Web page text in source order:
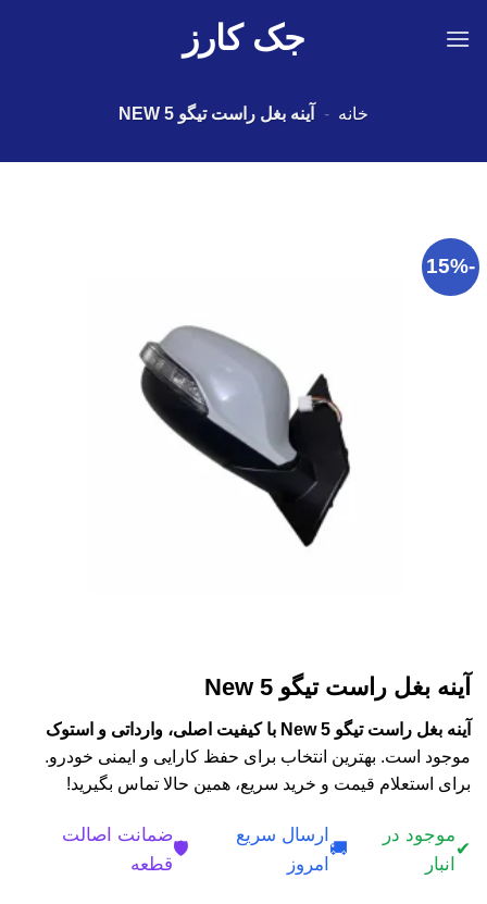
جک کارز
خانه - آینه بغل راست تیگو 5 NEW
-15%
آینه بغل راست تیگو 5 New
آینه بغل راست تیگو 5 New با کیفیت اصلی، وارداتی و استوک
موجود است. بهترین انتخاب برای حفظ کارایی و ایمنی خودرو.
برای استعلام قیمت و خرید سریع، همین حالا تماس بگیرید!
✔
موجود در
انبار
🚚
ارسال سریع
امروز
🛡️
ضمانت اصالت
قطعه